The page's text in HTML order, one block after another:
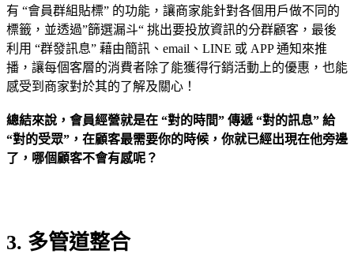
有 “會員群組貼標” 的功能，讓商家能針對各個用戶做不同的
標籤，並透過”篩選漏斗“ 挑出要投放資訊的分群顧客，最後
利用 “群發訊息” 藉由簡訊、email、LINE 或 APP 通知來推
播，讓每個客層的消費者除了能獲得行銷活動上的優惠，也能
感受到商家對於其的了解及關心！
總結來說，會員經營就是在 “對的時間” 傳遞 “對的訊息” 給
“對的受眾”，在顧客最需要你的時候，你就已經出現在他旁邊
了，哪個顧客不會有感呢？
3. 多管道整合